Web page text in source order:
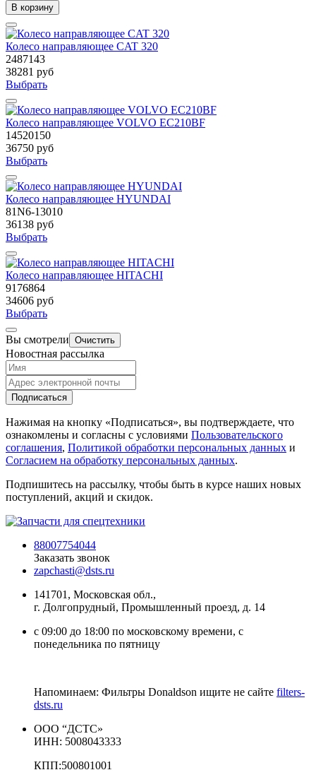
В корзину
Колесо направляющее CAT 320
2487143
38281 руб
Выбрать
Колесо направляющее VOLVO EC210BF
14520150
36750 руб
Выбрать
Колесо направляющее HYUNDAI
81N6-13010
36138 руб
Выбрать
Колесо направляющее HITACHI
9176864
34606 руб
Выбрать
Вы смотрели Очистить
Новостная рассылка
Подписаться
Нажимая на кнопку «Подписаться», вы подтверждаете, что
ознакомлены и согласны с условиями Пользовательского
соглашения, Политикой обработки персональных данных и
Согласием на обработку персональных данных.
Подпишитесь на рассылку, чтобы быть в курсе наших новых
поступлений, акций и скидок.
88007754044
Заказать звонок
zapchasti@dsts.ru
141701, Московская обл.,
г. Долгопрудный, Промышленный проезд, д. 14
с 09:00 до 18:00 по московскому времени, с
понедельника по пятницу
Напоминаем: Фильтры Donaldson ищите не сайте filters-
dsts.ru
ООО “ДСТС»
ИНН: 5008043333
КПП:500801001